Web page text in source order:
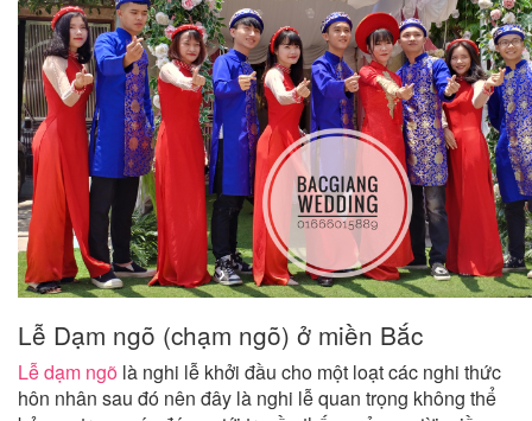
Lễ Dạm ngõ (chạm ngõ) ở miền Bắc
Lễ dạm ngõ là nghi lễ khởi đầu cho một loạt các nghi thức
hôn nhân sau đó nên đây là nghi lễ quan trọng không thể